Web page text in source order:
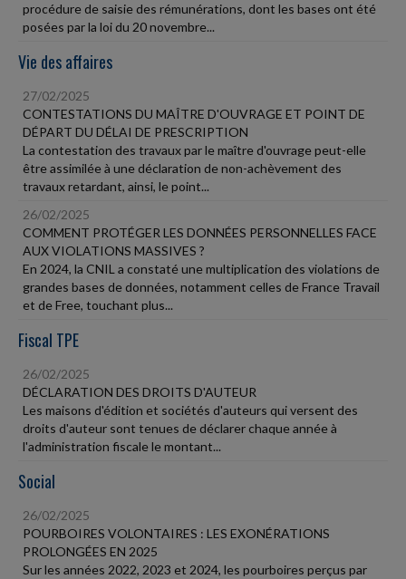
procédure de saisie des rémunérations, dont les bases ont été
posées par la loi du 20 novembre...
Vie des affaires
27/02/2025
CONTESTATIONS DU MAÎTRE D'OUVRAGE ET POINT DE
DÉPART DU DÉLAI DE PRESCRIPTION
La contestation des travaux par le maître d'ouvrage peut-elle
être assimilée à une déclaration de non-achèvement des
travaux retardant, ainsi, le point...
26/02/2025
COMMENT PROTÉGER LES DONNÉES PERSONNELLES FACE
AUX VIOLATIONS MASSIVES ?
En 2024, la CNIL a constaté une multiplication des violations de
grandes bases de données, notamment celles de France Travail
et de Free, touchant plus...
Fiscal TPE
26/02/2025
DÉCLARATION DES DROITS D'AUTEUR
Les maisons d'édition et sociétés d'auteurs qui versent des
droits d'auteur sont tenues de déclarer chaque année à
l'administration fiscale le montant...
Social
26/02/2025
POURBOIRES VOLONTAIRES : LES EXONÉRATIONS
PROLONGÉES EN 2025
Sur les années 2022, 2023 et 2024, les pourboires perçus par